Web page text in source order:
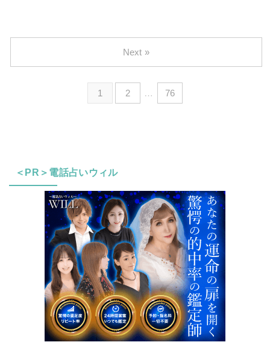
1 2 … 76
Next »
＜PR＞電話占いウィル